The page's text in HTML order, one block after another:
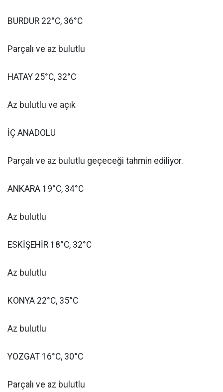
BURDUR 22°C, 36°C
Parçalı ve az bulutlu
HATAY 25°C, 32°C
Az bulutlu ve açık
İÇ ANADOLU
Parçalı ve az bulutlu geçeceği tahmin ediliyor.
ANKARA 19°C, 34°C
Az bulutlu
ESKİŞEHİR 18°C, 32°C
Az bulutlu
KONYA 22°C, 35°C
Az bulutlu
YOZGAT 16°C, 30°C
Parçalı ve az bulutlu